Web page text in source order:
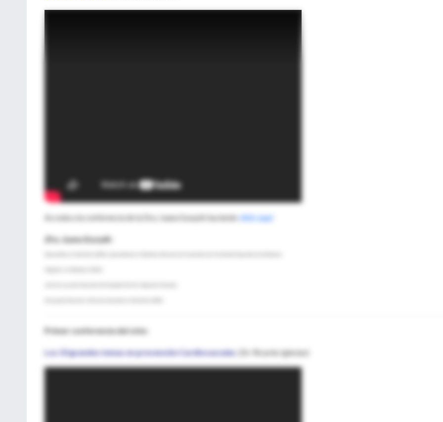
Acceda a la conferencia de la Dra. Juana Szurpik haciendoclick aquí
Dra. Juana Szurpik:
Primer conferencia del ciclo:
Los 10 grandes temas en prevención Cardiovascular, (Dr. Ricardo Iglesias)